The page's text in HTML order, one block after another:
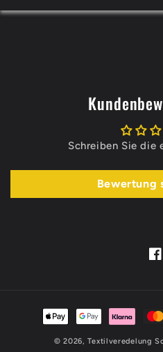
Schreiben Sie die
Bewertung
Zahlungsmethoden
© 2026,Textilveredelung